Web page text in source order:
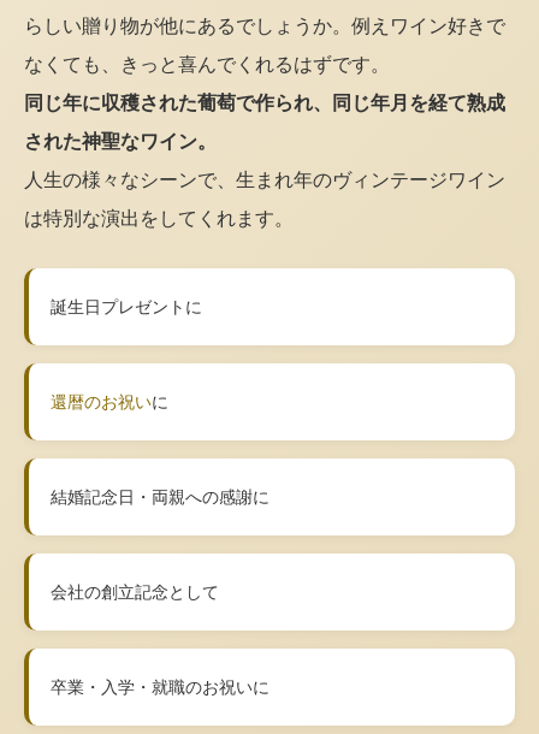
らしい贈り物が他にあるでしょうか。例えワイン好きで
なくても、きっと喜んでくれるはずです。
同じ年に収穫された葡萄で作られ、同じ年月を経て熟成
された神聖なワイン。
人生の様々なシーンで、生まれ年のヴィンテージワイン
は特別な演出をしてくれます。
誕生日プレゼントに
還暦のお祝いに
結婚記念日・両親への感謝に
会社の創立記念として
卒業・入学・就職のお祝いに